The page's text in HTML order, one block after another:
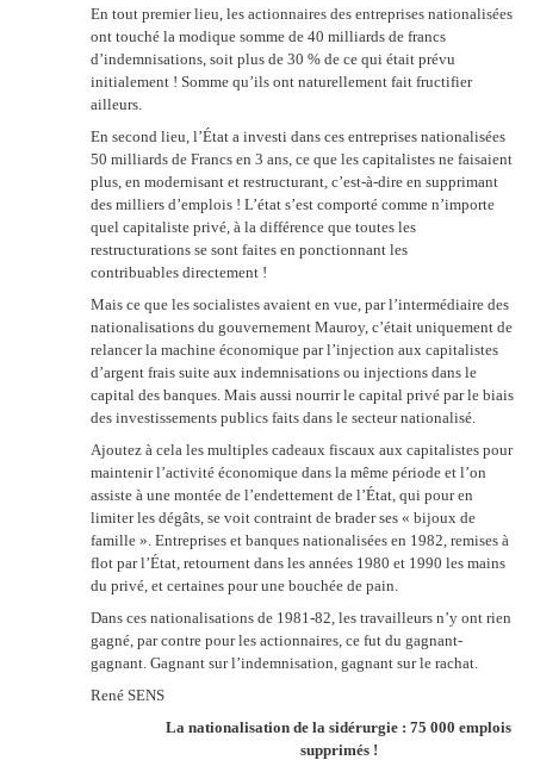
En tout premier lieu, les actionnaires des entreprises nationalisées
ont touché la modique somme de 40 milliards de francs
d’indemnisations, soit plus de 30 % de ce qui était prévu
initialement ! Somme qu’ils ont naturellement fait fructifier
ailleurs.
En second lieu, l’État a investi dans ces entreprises nationalisées
50 milliards de Francs en 3 ans, ce que les capitalistes ne faisaient
plus, en modernisant et restructurant, c’est-à-dire en supprimant
des milliers d’emplois ! L’état s’est comporté comme n’importe
quel capitaliste privé, à la différence que toutes les
restructurations se sont faites en ponctionnant les
contribuables directement !
Mais ce que les socialistes avaient en vue, par l’intermédiaire des
nationalisations du gouvernement Mauroy, c’était uniquement de
relancer la machine économique par l’injection aux capitalistes
d’argent frais suite aux indemnisations ou injections dans le
capital des banques. Mais aussi nourrir le capital privé par le biais
des investissements publics faits dans le secteur nationalisé.
Ajoutez à cela les multiples cadeaux fiscaux aux capitalistes pour
maintenir l’activité économique dans la même période et l’on
assiste à une montée de l’endettement de l’État, qui pour en
limiter les dégâts, se voit contraint de brader ses « bijoux de
famille ». Entreprises et banques nationalisées en 1982, remises à
flot par l’État, retournent dans les années 1980 et 1990 les mains
du privé, et certaines pour une bouchée de pain.
Dans ces nationalisations de 1981-82, les travailleurs n’y ont rien
gagné, par contre pour les actionnaires, ce fut du gagnant-
gagnant. Gagnant sur l’indemnisation, gagnant sur le rachat.
René SENS
La nationalisation de la sidérurgie : 75 000 emplois
supprimés !